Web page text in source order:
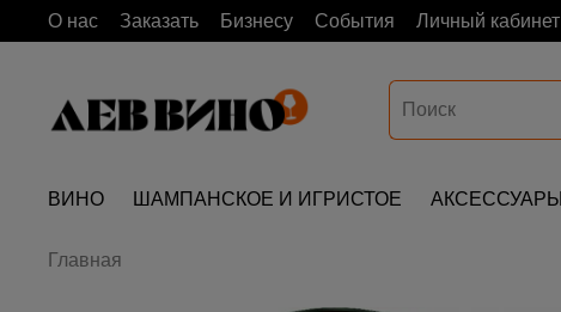
О нас Заказать Бизнесу События Личный кабинет
ВИНО ШАМПАНСКОЕ И ИГРИСТОЕ АКСЕССУАРЫ
Главная